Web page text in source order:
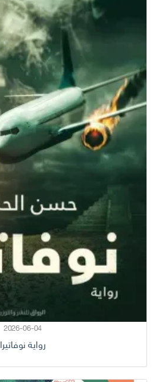
2026-06-04
رواية نوفاتيرا